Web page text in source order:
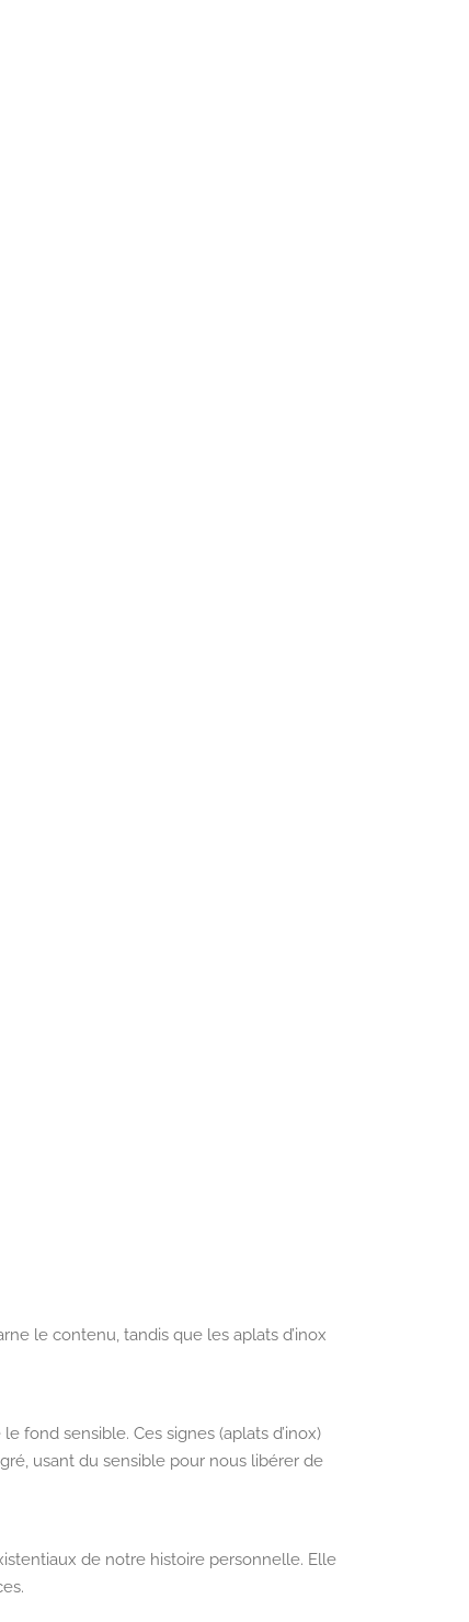
le contenu, tandis que les aplats d’inox
fond sensible. Ces signes (aplats d’inox)
usant du sensible pour nous libérer de
de notre histoire personnelle. Elle